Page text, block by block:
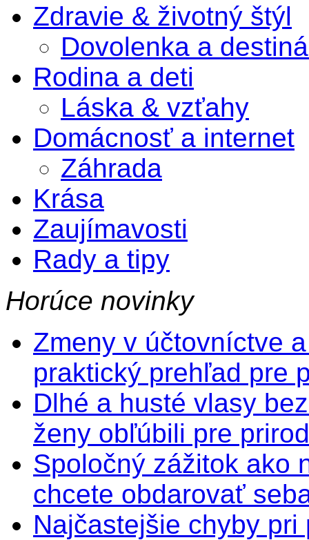
Zdravie & životný štýl
Dovolenka a
Rodina a deti
Láska & vzťahy
Domácnosť a internet
Záhrada
Krása
Zaujímavosti
Rady a tipy
Horúce novinky
Zmeny v účtovníctve
praktický prehľad pre
Dlhé a husté vlasy
ženy obľúbili pre
Spoločný zážitok ako
chcete obdarovať
Najčastejšie chyby